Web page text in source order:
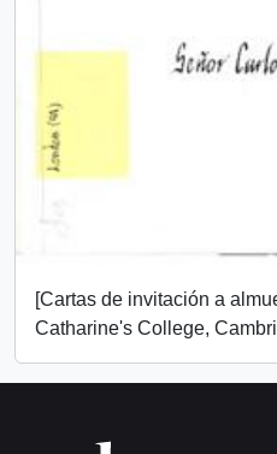
[Cartas de invitación a
Catharine's College,